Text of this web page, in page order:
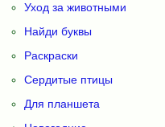
Уход за животными
Найди буквы
Раскраски
Сердитые птицы
Для планшета